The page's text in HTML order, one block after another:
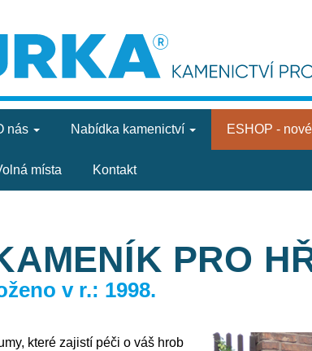
nás Nabídka kamenictví ESHOP - nové
místa Kontakt
PRO
v r.: 1998.
které zajistí péči o váš hrob